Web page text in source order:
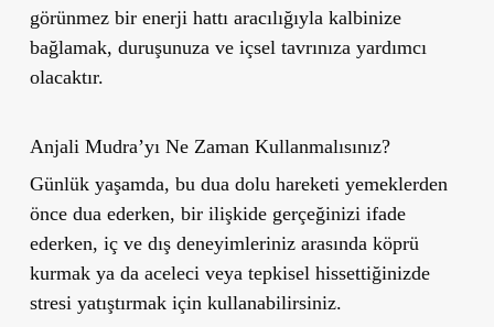
görünmez bir enerji hattı aracılığıyla kalbinize
bağlamak, duruşunuza ve içsel tavrınıza yardımcı
olacaktır.
Anjali Mudra’yı Ne Zaman Kullanmalısınız?
Günlük yaşamda, bu dua dolu hareketi yemeklerden
önce dua ederken, bir ilişkide gerçeğinizi ifade
ederken, iç ve dış deneyimleriniz arasında köprü
kurmak ya da aceleci veya tepkisel hissettiğinizde
stresi yatıştırmak için kullanabilirsiniz.